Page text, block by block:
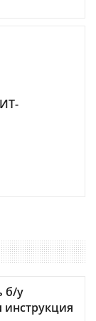
б/у